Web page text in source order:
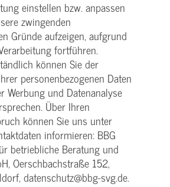
einstellen bzw. anpassen
zwingenden
Gründe aufzeigen, aufgrund
fortführen.
können Sie der
personenbezogenen Daten
Werbung und Datenanalyse
Über Ihren
können Sie uns unter
informieren: BBG
betriebliche Beratung und
Oerschbachstraße 152,
datenschutz@bbg-svg.de.